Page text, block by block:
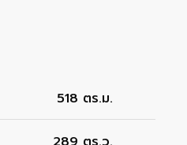
518 ตร.ม.